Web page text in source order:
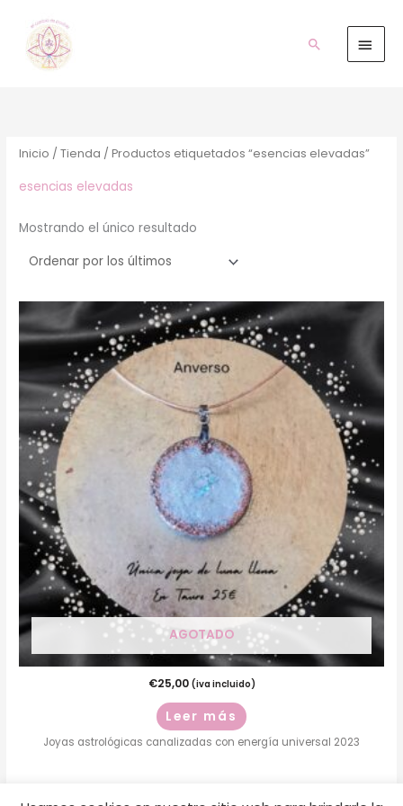
contenido
Buscar
Inicio /Tienda / Productos etiquetados “esencias elevadas”
esencias elevadas
Mostrando el único resultado
AGOTADO
€25,00 (iva incluido)
Leer más
Joyas astrológicas canalizadas con energía universal 2023